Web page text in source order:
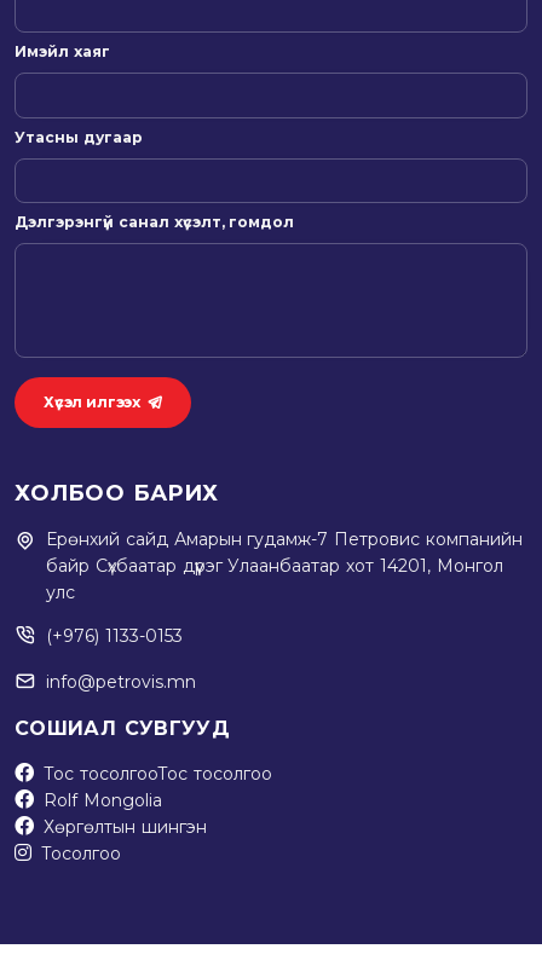
Имэйл хаяг
Утасны дугаар
Дэлгэрэнгүй санал хүсэлт, гомдол
Хүсэл илгээх
ХОЛБОО БАРИХ
Ерөнхий сайд Амарын гудамж-7 Петровис компанийн
байр Сүхбаатар дүүрэг Улаанбаатар хот 14201, Монгол
улс
(+976) 1133-0153
info@petrovis.mn
СОШИАЛ СУВГУУД
Тос тосолгооТос тосолгоо
Rolf Mongolia
Хөргөлтын шингэн
Тосолгоо